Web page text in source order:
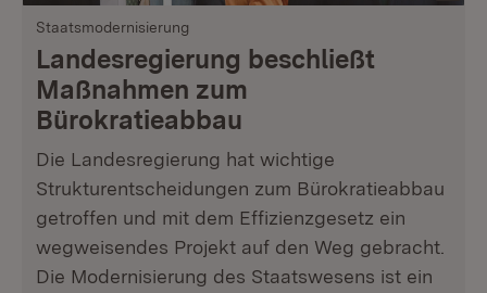
Staatsmodernisierung
Landesregierung beschließt
Maßnahmen zum
Bürokratieabbau
Die Landesregierung hat wichtige
Strukturentscheidungen zum Bürokratieabbau
getroffen und mit dem Effizienzgesetz ein
wegweisendes Projekt auf den Weg gebracht.
Die Modernisierung des Staatswesens ist ein